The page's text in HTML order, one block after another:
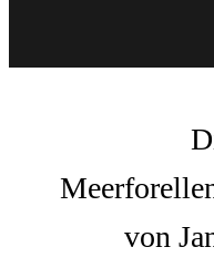
von